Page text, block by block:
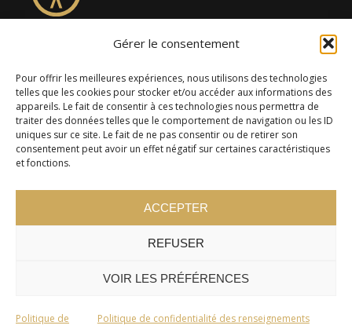
Gérer le consentement
Pour offrir les meilleures expériences, nous utilisons des technologies
telles que les cookies pour stocker et/ou accéder aux informations des
appareils. Le fait de consentir à ces technologies nous permettra de
traiter des données telles que le comportement de navigation ou les ID
uniques sur ce site. Le fait de ne pas consentir ou de retirer son
consentement peut avoir un effet négatif sur certaines caractéristiques
et fonctions.
ACCEPTER
REFUSER
VOIR LES PRÉFÉRENCES
Politique de Politique de confidentialité des renseignements
4957, rue Lionel-Groulx, bureau 819, Saint-Augustin-de-
Desmaures QC G3A 0M7
© 2024 Cercle Kaizen. Tous droits réservés -